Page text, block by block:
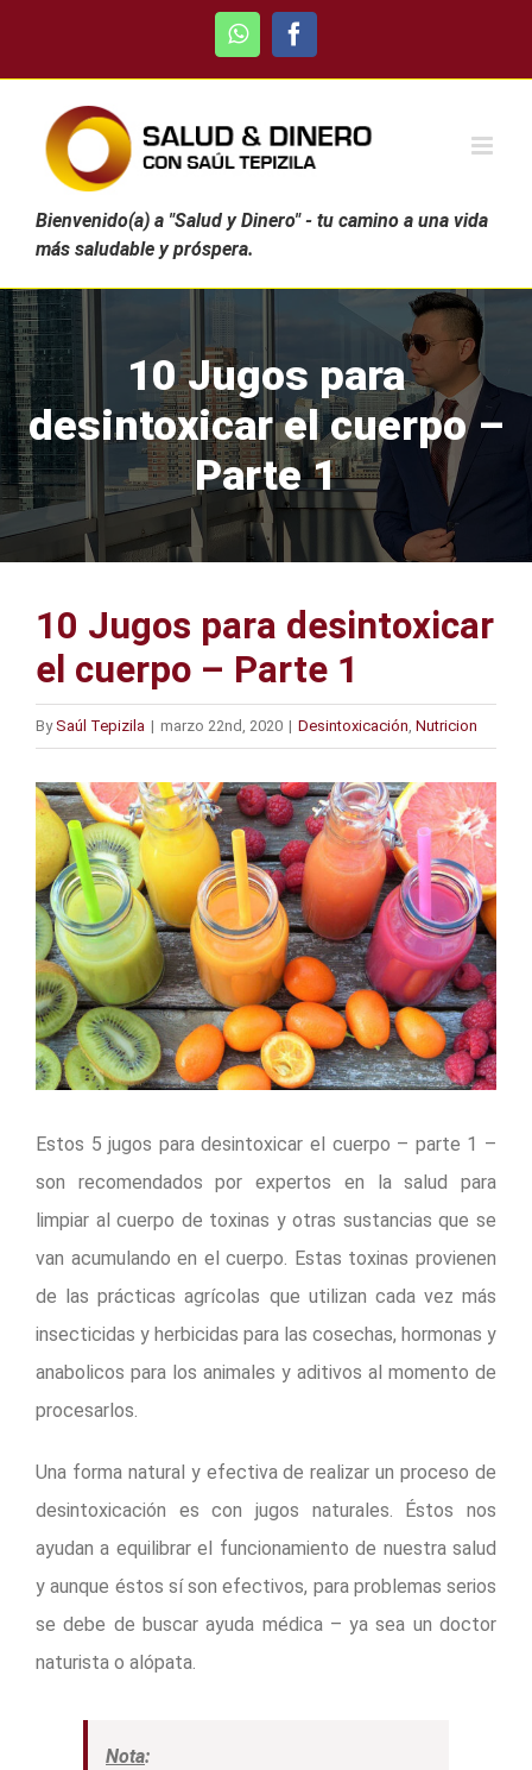
WhatsAppFacebook
Bienvenido(a) a "Salud y Dinero" - tu camino a una vida
más saludable y próspera.
10 Jugos para
desintoxicar el cuerpo –
Parte 1
10 Jugos para desintoxicar
el cuerpo – Parte 1
BySaúl Tepizila | marzo 22nd, 2020 | Desintoxicación, Nutricion
View
Larger
Image
Estos 5 jugos para desintoxicar el cuerpo – parte 1 –
son recomendados por expertos en la salud para
limpiar al cuerpo de toxinas y otras sustancias que se
van acumulando en el cuerpo. Estas toxinas provienen
de las prácticas agrícolas que utilizan cada vez más
insecticidas y herbicidas para las cosechas, hormonas y
anabolicos para los animales y aditivos al momento de
procesarlos.
Una forma natural y efectiva de realizar un proceso de
desintoxicación es con jugos naturales. Éstos nos
ayudan a equilibrar el funcionamiento de nuestra salud
y aunque éstos sí son efectivos, para problemas serios
se debe de buscar ayuda médica – ya sea un doctor
naturista o alópata.
Nota: